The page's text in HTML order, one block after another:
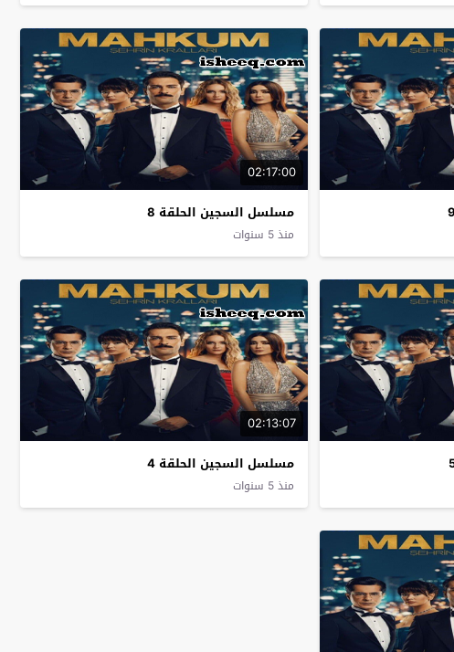
02:17:00
مسلسل السجين الحلقة 8
منذ 5 سنوات
02:13:07
مسلسل السجين الحلقة 4
منذ 5 سنوات